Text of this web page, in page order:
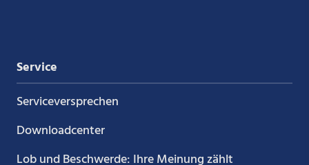
Service
Service­versprechen
Downloadcenter
Lob und Beschwerde: Ihre Meinung zählt